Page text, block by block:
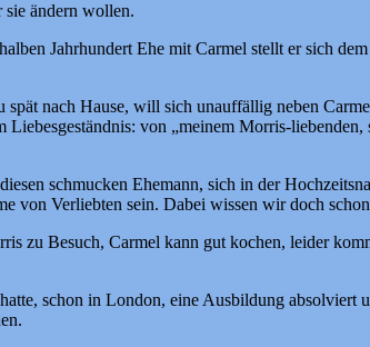
ändern wollen.
Jahrhundert Ehe mit Carmel stellt er sich
nach Hause, will sich unauffällig neben
von „meinem Morris-
schmucken Ehemann, sich in der
von Verliebten sein. Dabei wissen wir doch
zu Besuch, Carmel kann gut kochen, leider
schon in London, eine Ausbildung absolviert